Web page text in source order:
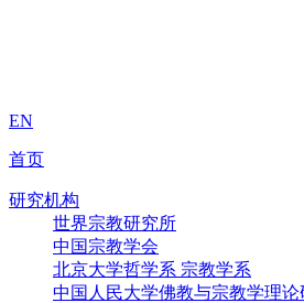
EN
首页
研究机构
世界宗教研究所
中国宗教学会
北京大学哲学系 宗教学系
中国人民大学佛教与宗教学理论